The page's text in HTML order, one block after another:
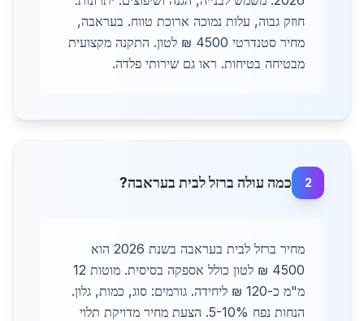
חוזק גבוה, עלות נמוכה ארוכת טווח. בעראבה,
מחיר סטנדרטי 4500 ₪ לטון. התקנה מקצועית
מבטיחה בטיחות. ראו גם שירותי פלדה.
2 כמה עולה ברזל לבית בעראבה?
מחיר ברזל לבית בעראבה בשנת 2026 הוא
4500 ₪ לטון כולל אספקה בסיסית. מוטות 12
מ"מ כ-120 ₪ ליחידה. גורמים: סוג, כמות, גלון.
הנחות נפח 5-10%. הצעת מחיר מדויקת תלוי